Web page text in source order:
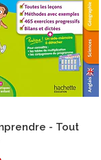
- Tout